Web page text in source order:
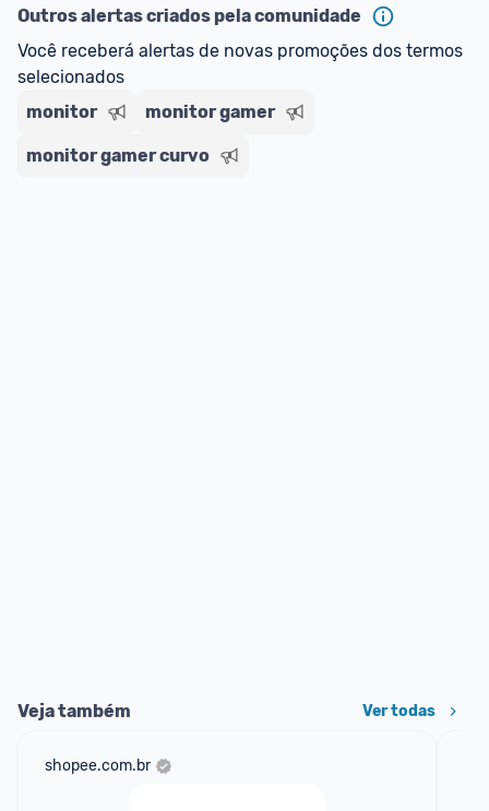
Outros alertas criados pela comunidade
Você receberá alertas de novas promoções dos termos
selecionados
monitor
monitor gamer
monitor gamer curvo
Veja também Ver todas
shopee.com.br